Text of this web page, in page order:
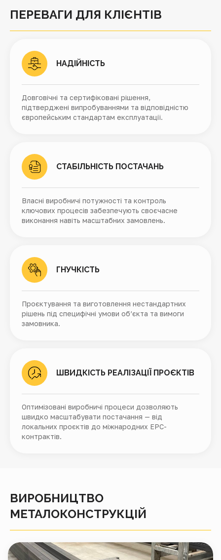
ПЕРЕВАГИ ДЛЯ КЛІЄНТІВ
НАДІЙНІСТЬ
Довговічні та сертифіковані рішення,
підтверджені випробуваннями та відповідністю
європейським стандартам експлуатації.
СТАБІЛЬНІСТЬ ПОСТАЧАНЬ
Власні виробничі потужності та контроль
ключових процесів забезпечують своєчасне
виконання навіть масштабних замовлень.
ГНУЧКІСТЬ
Проєктування та виготовлення нестандартних
рішень під специфічні умови об’єкта та вимоги
замовника.
ШВИДКІСТЬ РЕАЛІЗАЦІЇ ПРОЄКТІВ
Оптимізовані виробничі процеси дозволяють
швидко масштабувати постачання — від
локальних проєктів до міжнародних EPC-
контрактів.
ВИРОБНИЦТВО
МЕТАЛОКОНСТРУКЦІЙ